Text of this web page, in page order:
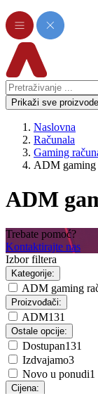
Prikaži sve proizvode
Naslovna
Računala
Gaming
ADM gaming
ADM
Trebate pomoć?
Kontaktirajte nas
Izbor filtera
Kategorije:
ADM gaming
Proizvođači:
ADM131
Ostale opcije:
Dostupan131
Izdvajamo3
Novo u ponudi1
Cijena: